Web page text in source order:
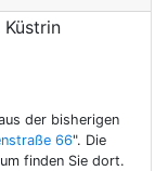
der bisherigen
66". Die
finden Sie dort.